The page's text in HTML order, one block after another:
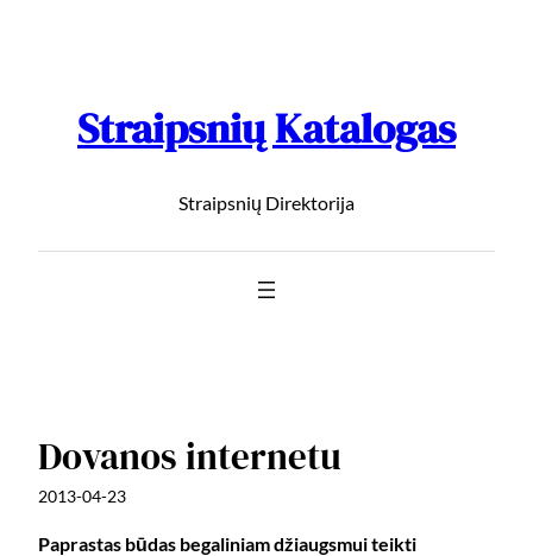
Straipsnių Katalogas
Straipsnių Direktorija
Dovanos internetu
2013-04-23
Paprastas būdas begaliniam džiaugsmui teikti